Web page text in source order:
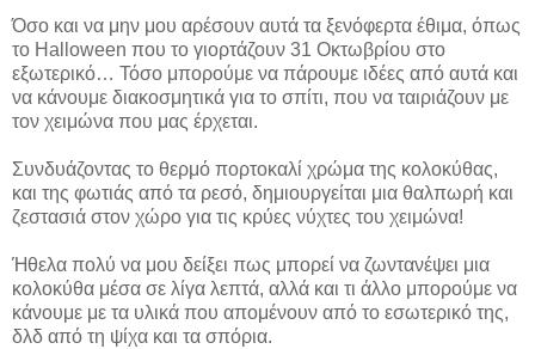
Όσο και να μην μου αρέσουν αυτά τα ξενόφερτα έθιμα, όπως
το Halloween που το γιορτάζουν 31 Οκτωβρίου στο
εξωτερικό… Τόσο μπορούμε να πάρουμε ιδέες από αυτά και
να κάνουμε διακοσμητικά για το σπίτι, που να ταιριάζουν με
τον χειμώνα που μας έρχεται.
Συνδυάζοντας το θερμό πορτοκαλί χρώμα της κολοκύθας,
και της φωτιάς από τα ρεσό, δημιουργείται μια θαλπωρή και
ζεστασιά στον χώρο για τις κρύες νύχτες του χειμώνα!
Ήθελα πολύ να μου δείξει πως μπορεί να ζωντανέψει μια
κολοκύθα μέσα σε λίγα λεπτά, αλλά και τι άλλο μπορούμε να
κάνουμε με τα υλικά που απομένουν από το εσωτερικό της,
δλδ από τη ψίχα και τα σπόρια.